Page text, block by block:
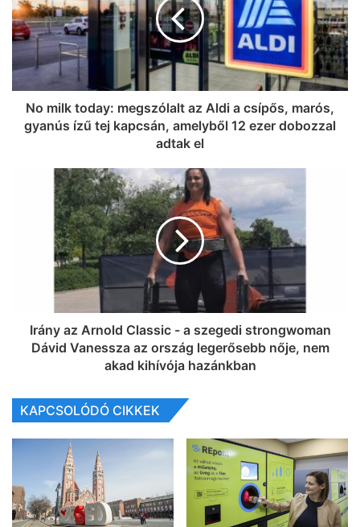
No milk today: megszólalt az Aldi a csípős, marós,
gyanús ízű tej kapcsán, amelyből 12 ezer dobozzal
adtak el
Irány az Arnold Classic - a szegedi strongwoman
Dávid Vanessza az ország legerősebb nője, nem
akad kihívója hazánkban
KAPCSOLÓDÓ CIKKEK